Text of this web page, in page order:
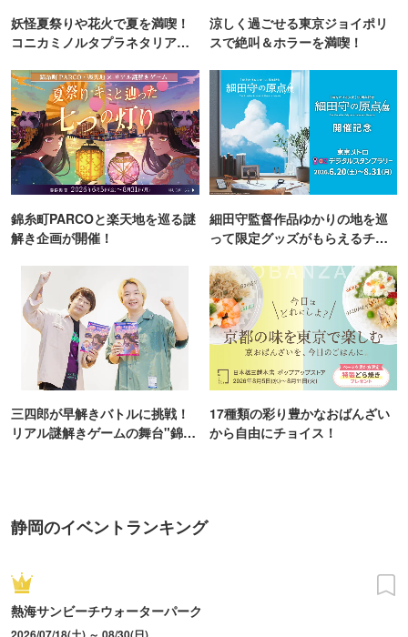
妖怪夏祭りや花火で夏を満喫！
コニカミノルタプラネタリア
涼しく過ごせる東京ジョイポリ
スで絶叫＆ホラーを満喫！
錦糸町PARCOと楽天地を巡る謎
解き企画が開催！
細田守監督作品ゆかりの地を巡
って限定グッズがもらえるチャ
三四郎が早解きバトルに挑戦！
リアル謎解きゲームの舞台"錦糸
17種類の彩り豊かなおばんざい
から自由にチョイス！
静岡のイベントランキング
熱海サンビーチウォーターパーク